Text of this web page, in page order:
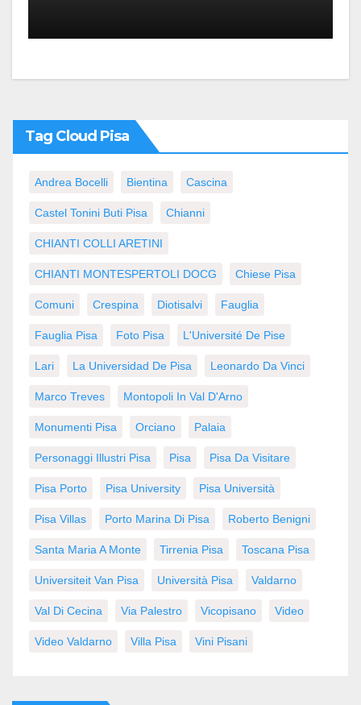
Tag Cloud Pisa
Andrea Bocelli Bientina Cascina
Castel Tonini Buti Pisa Chianni
CHIANTI COLLI ARETINI
CHIANTI MONTESPERTOLI DOCG Chiese Pisa
Comuni Crespina Diotisalvi Fauglia
Fauglia Pisa Foto Pisa L'Université De Pise
Lari La Universidad De Pisa Leonardo Da Vinci
Marco Treves Montopoli In Val D'Arno
Monumenti Pisa Orciano Palaia
Personaggi Illustri Pisa Pisa Pisa Da Visitare
Pisa Porto Pisa University Pisa Università
Pisa Villas Porto Marina Di Pisa Roberto Benigni
Santa Maria A Monte Tirrenia Pisa Toscana Pisa
Universiteit Van Pisa Università Pisa Valdarno
Val Di Cecina Via Palestro Vicopisano Video
Video Valdarno Villa Pisa Vini Pisani